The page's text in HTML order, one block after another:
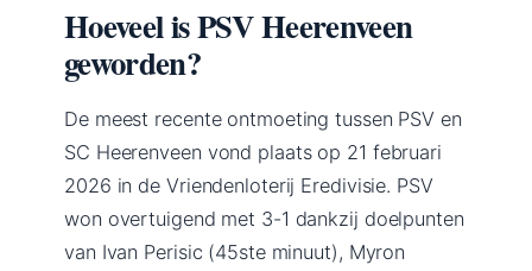
Hoeveel is PSV Heerenveen
geworden?
De meest recente ontmoeting tussen PSV en
SC Heerenveen vond plaats op 21 februari
2026 in de Vriendenloterij Eredivisie. PSV
won overtuigend met 3-1 dankzij doelpunten
van Ivan Perisic (45ste minuut), Myron